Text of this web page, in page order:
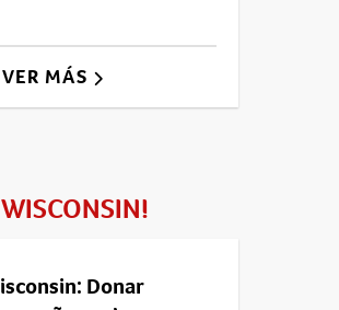
VER MÁS
Donar